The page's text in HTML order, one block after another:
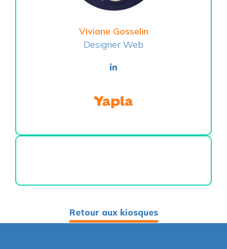
Viviane Gosselin
Designer Web
linkedin
Retour aux kiosques